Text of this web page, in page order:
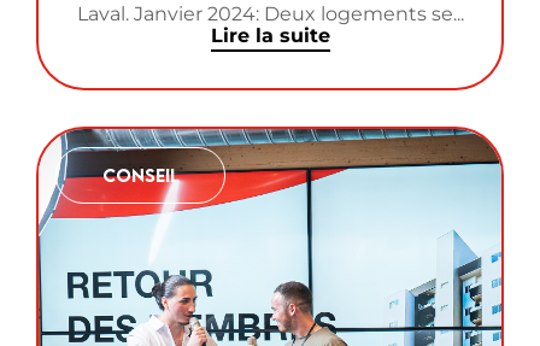
Laval. Janvier 2024: Deux logements se...
Lire la suite
Conseil